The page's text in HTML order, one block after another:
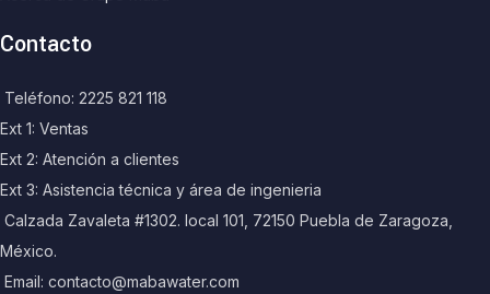
Contacto
Teléfono: 2225 821 118
Ext 1: Ventas
Ext 2: Atención a clientes
Ext 3: Asistencia técnica y área de ingenieria
Calzada Zavaleta #1302. local 101, 72150 Puebla de Zaragoza,
México.
Email: contacto@mabawater.com